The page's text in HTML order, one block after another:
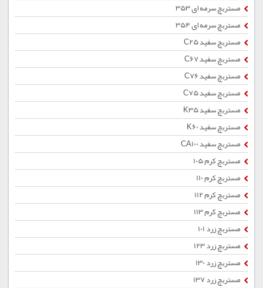
مستربچ سرمه ای 353
مستربچ سرمه ای 354
مستربچ سفید C25
مستربچ سفید C67
مستربچ سفید C76
مستربچ سفید C75
مستربچ سفید K35
مستربچ سفید K60
مستربچ سفید CA100
مستربچ کرم 105
مستربچ کرم 110
مستربچ کرم 112
مستربچ کرم 113
مستربچ زرد 101
مستربچ زرد 123
مستربچ زرد 130
مستربچ زرد 137